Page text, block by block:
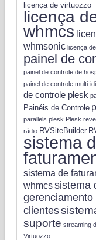
licença de virtuozzo
licença
whmcs
whmsonic licença
painel de
painel de controle de
painel de controle multi-
de controle plesk
Painéis de Controle
parallels plesk Plesk
rádio RVSiteBuilder
sistema
sistema de
whmcssistema
gerenciamento
clientes
suporte streaming
Virtuozzo